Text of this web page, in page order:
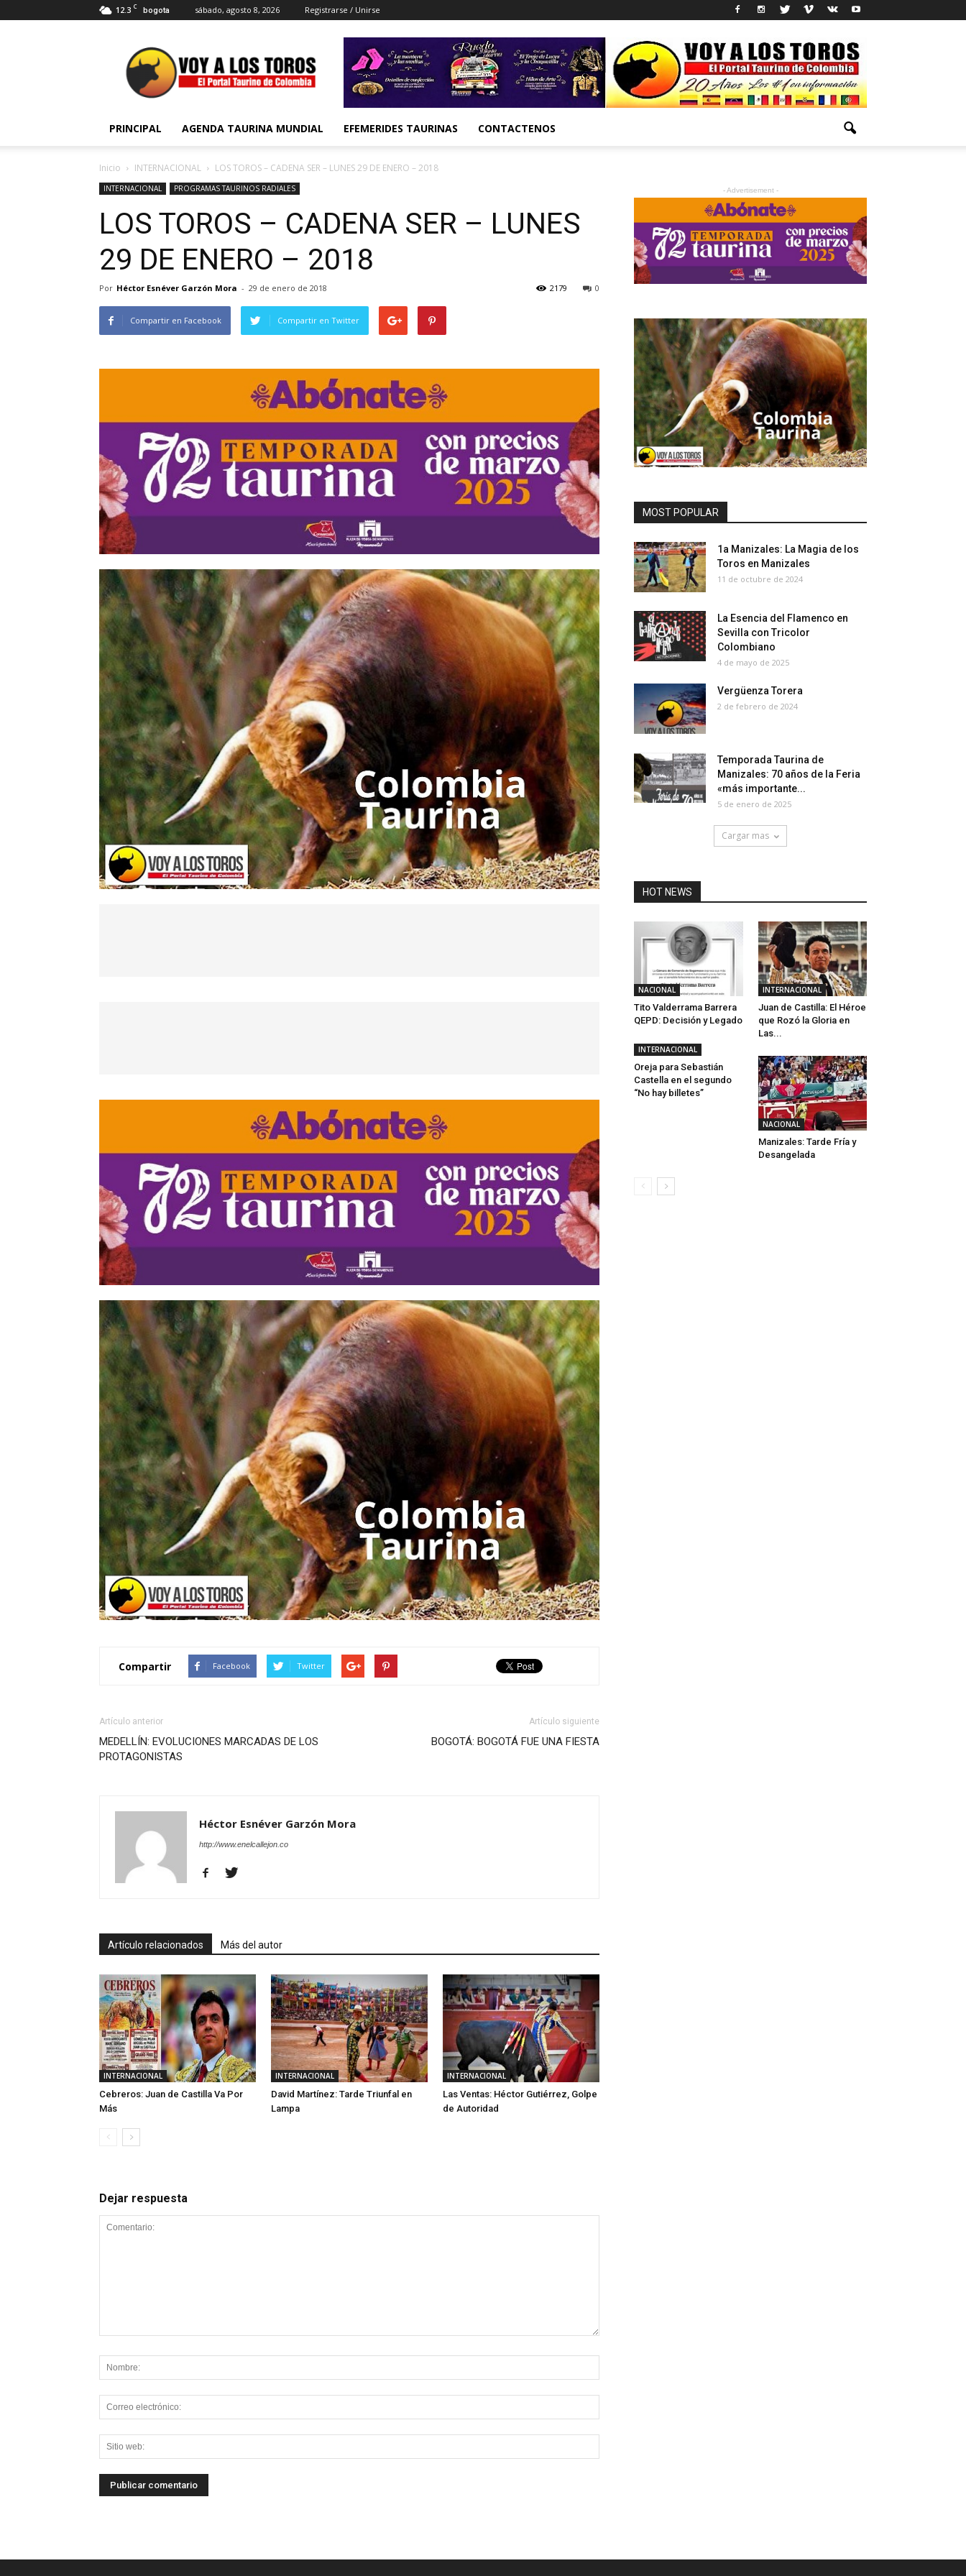
12.3 C bogota sábado, agosto 8, 2026 Registrarse / Unirse
Voy
a
Los
Toros
PRINCIPAL AGENDA TAURINA MUNDIAL EFEMERIDES TAURINAS CONTACTENOS
Inicio INTERNACIONAL LOS TOROS – CADENA SER – LUNES 29 DE ENERO – 2018
INTERNACIONAL PROGRAMAS TAURINOS RADIALES
LOS TOROS – CADENA SER – LUNES
29 DE ENERO – 2018
Por Héctor Esnéver Garzón Mora - 29 de enero de 2018 0
2179
Compartir en Facebook Compartir en Twitter
Compartir Facebook Twitter
Artículo anterior
MEDELLÍN: EVOLUCIONES MARCADAS DE LOS
PROTAGONISTAS
Artículo siguiente
BOGOTÁ: BOGOTÁ FUE UNA FIESTA
Héctor Esnéver Garzón Mora
http://www.enelcallejon.co
Artículo relacionados Más del autor
INTERNACIONAL
Cebreros: Juan de Castilla Va Por
Más
INTERNACIONAL
David Martínez: Tarde Triunfal en
Lampa
INTERNACIONAL
Las Ventas: Héctor Gutiérrez, Golpe
de Autoridad
Dejar respuesta
- Advertisement -
MOST POPULAR
1a Manizales: La Magia de los
Toros en Manizales
11 de octubre de 2024
La Esencia del Flamenco en
Sevilla con Tricolor
Colombiano
4 de mayo de 2025
Vergüenza Torera
2 de febrero de 2024
Temporada Taurina de
Manizales: 70 años de la Feria
«más importante...
5 de enero de 2025
Cargar mas
HOT NEWS
NACIONAL
Tito Valderrama Barrera
QEPD: Decisión y Legado
INTERNACIONAL
Juan de Castilla: El Héroe
que Rozó la Gloria en
Las...
INTERNACIONAL
Oreja para Sebastián
Castella en el segundo
“No hay billetes”
NACIONAL
Manizales: Tarde Fría y
Desangelada